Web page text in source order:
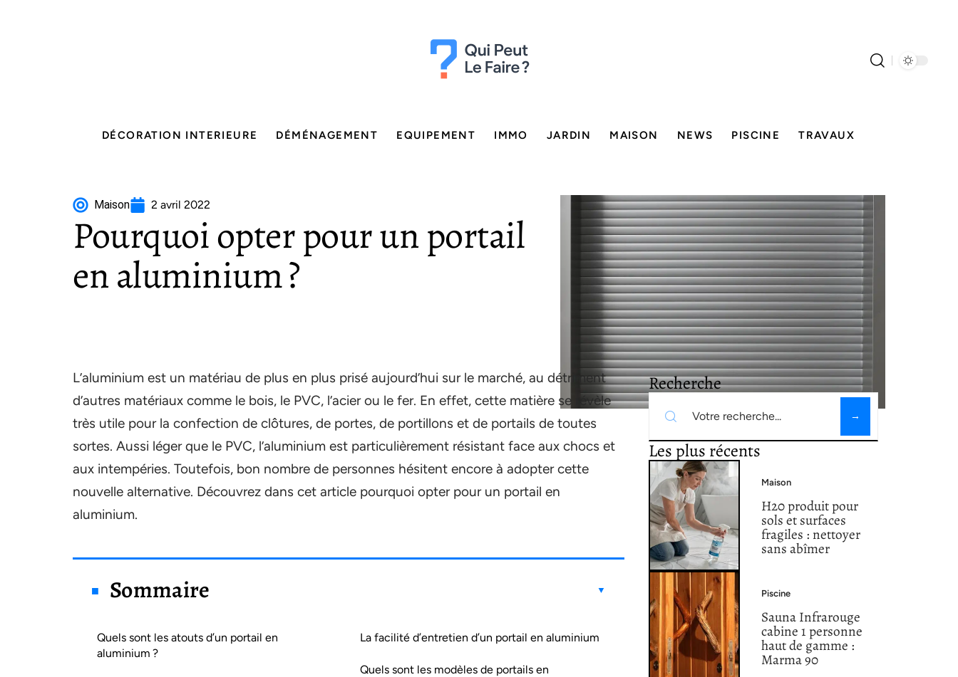
DÉCORATION INTERIEURE DÉMÉNAGEMENT EQUIPEMENT IMMO JARDIN MAISON NEWS PISCINE TRAVAUX
Maison 2 avril 2022
Pourquoi opter pour un portail
en aluminium ?
L’aluminium est un matériau de plus en plus prisé aujourd’hui sur le marché, au détriment
d’autres matériaux comme le bois, le PVC, l’acier ou le fer. En effet, cette matière se révèle
très utile pour la confection de clôtures, de portes, de portillons et de portails de toutes
sortes. Aussi léger que le PVC, l’aluminium est particulièrement résistant face aux chocs et
aux intempéries. Toutefois, bon nombre de personnes hésitent encore à adopter cette
nouvelle alternative. Découvrez dans cet article pourquoi opter pour un portail en
aluminium.
Sommaire
Quels sont les atouts d’un portail en
aluminium ?
La facilité d’entretien d’un portail en aluminium
Quels sont les modèles de portails en
Recherche
Les plus récents
Maison
H20 produit pour
sols et surfaces
fragiles : nettoyer
sans abîmer
Piscine
Sauna Infrarouge
cabine 1 personne
haut de gamme :
Marma 90